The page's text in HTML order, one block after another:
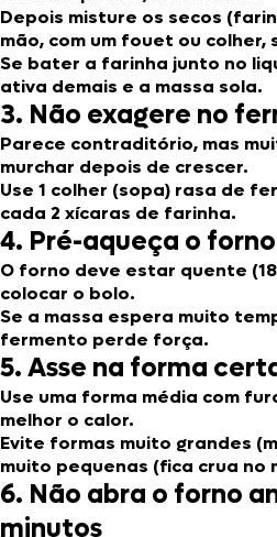
Depois misture os secos
mão, com um fouet ou colher,
Se bater a farinha junto no
ativa demais e a massa sola.
3. Não exagere no
Parece contraditório, mas
murchar depois de crescer.
Use 1 colher (sopa) rasa de
cada 2 xícaras de farinha.
4. Pré-aqueça o
O forno deve estar quente
colocar o bolo.
Se a massa espera muito
fermento perde força.
5. Asse na forma
Use uma forma média com
melhor o calor.
Evite formas muito grandes
muito pequenas (fica crua no
6. Não abra o forno
minutos